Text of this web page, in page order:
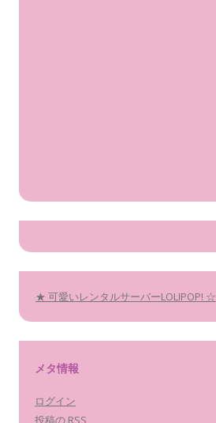
★ 可愛いレンタルサーバーLOLIPOP! ☆
メタ情報
ログイン
投稿の RSS